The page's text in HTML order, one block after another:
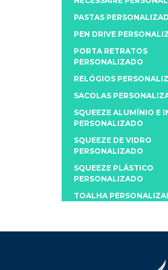
PASTAS
PEN DRIVE
PORTA RETRATOS
PERSONALIZADO
RELÓGIOS
SACOLAS
SQUEEZE ALUMÍNIO E
PERSONALIZADO
SQUEEZE DE VIDRO
PERSONALIZADO
SQUEEZE PLÁSTICO
PERSONALIZADO
TOALHA